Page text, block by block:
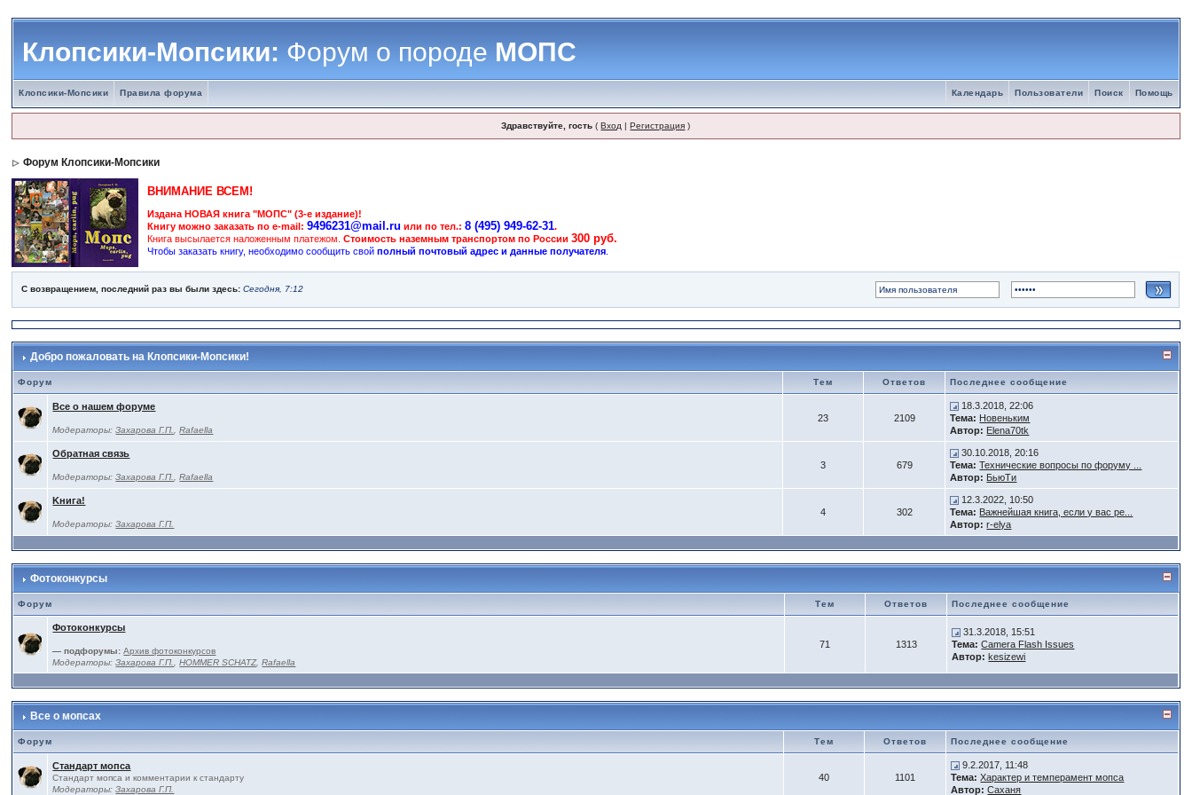
Клопсики-Мопсики:Форум о породеМОПС
Клопсики-Мопсики Правила форума Помощь
Поиск
Пользователи
Календарь
Здравствуйте, гость (Вход |Регистрация )
Форум Клопсики-Мопсики
ВНИМАНИЕ ВСЕМ!
Издана НОВАЯ книга "МОПС" (3-е издание)!
Книгу можно заказать по e-mail:9496231@mail.ru или по тел.:8 (495) 949-62-31.
Книга высылается наложенным платежом.Стоимость наземным транспортом по России300 руб.
Чтобы заказать книгу, необходимо сообщить свойполный почтовый адрес и данные получателя
С возвращением, последний раз вы были здесь:Сегодня, 7:12
Добро пожаловать на Клопсики-Мопсики!
Форум Тем Ответов Последнее сообщение
Все о нашем форуме
Модераторы:Захарова Г.П. ,Rafaella
23 2109
18.3.2018, 22:06
Тема: Новеньким
Автор: Elena70tk
Обратная связь
Модераторы:Захарова Г.П. ,Rafaella
3 679
30.10.2018, 20:16
Тема: Технические вопросы по форуму ...
Автор: БьюTи
Kнига!
Модераторы:Захарова Г.П.
4 302
12.3.2022, 10:50
Тема: Важнейшая книга, если у вас ре...
Автор: r-elya
Фотоконкурсы
Форум Тем Ответов Последнее сообщение
Фотоконкурсы
— подфорумы: Архив фотоконкурсов
Модераторы:Захарова Г.П. ,HOMMER SCHATZ,Rafaella
71 1313
31.3.2018, 15:51
Тема: Camera Flash Issues
Автор: kesizewi
Все о мопсах
Форум Тем Ответов Последнее сообщение
Стандарт мопса
Стандарт мопса и комментарии к стандарту
Модераторы:Захарова Г.П.
40 1101
9.2.2017, 11:48
Тема: Характер и темперамент мопса
Автор: Саханя